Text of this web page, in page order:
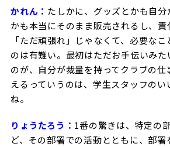
かれん： たしかに、グッズとかも自
かも本当にそのまま販売されるし、
「ただ頑張れ」じゃなくて、必要な
のは有難い。最初はただお手伝いみ
のが、自分が裁量を持ってクラブの仕
えるっていうのは、学生スタッフのい
ね。
りょうたろう： 1番の驚きは、特定の
ど、その部署での活動とともに、部署